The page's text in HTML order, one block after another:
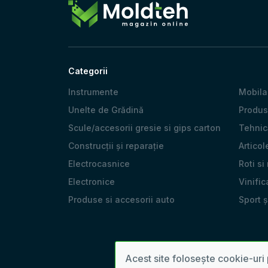
Categorii
Instrumente
Unelte de Grădină
Scule/accesorii gresie si gips carton
Construcții și reparație
Electrocasnice
Electronice
Produse si accesorii auto
Mobila
Roti si
Sport
Acest site folosește cookie-uri